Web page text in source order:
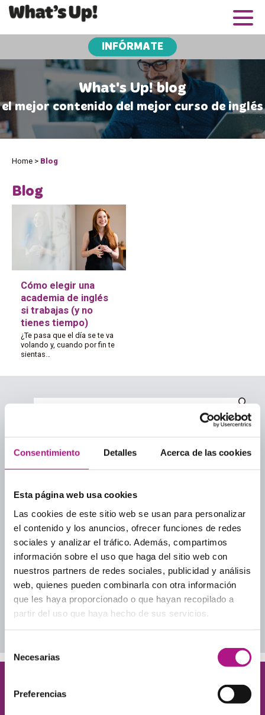
Consentimiento Detalles Acerca de las cookies
Esta página web usa cookies
Las cookies de este sitio web se usan para personalizar
el contenido y los anuncios, ofrecer funciones de redes
sociales y analizar el tráfico. Además, compartimos
información sobre el uso que haga del sitio web con
nuestros partners de redes sociales, publicidad y análisis
web, quienes pueden combinarla con otra información
que les haya proporcionado o que hayan recopilado a
partir del uso que haya hecho de sus servicios.
de Necesarias
Preferencias
INFÓRMATE
What's Up! blog
el mejor contenido del mejor curso de inglés
Home > Blog
Blog
Cómo elegir una
academia de inglés
si trabajas (y no
tienes tiempo)
¿Te pasa que el día se te va
volando y, cuando por fin te
sientas…
Categorías
Academias de inglés
Aprender inglés
Culture
Guía para elegir academia
Inglés cotidiano
Inglés para adultos
Inglés para tu día a día profesional
Lección a Lección
Uncategorized
¡Queremos conocerte!